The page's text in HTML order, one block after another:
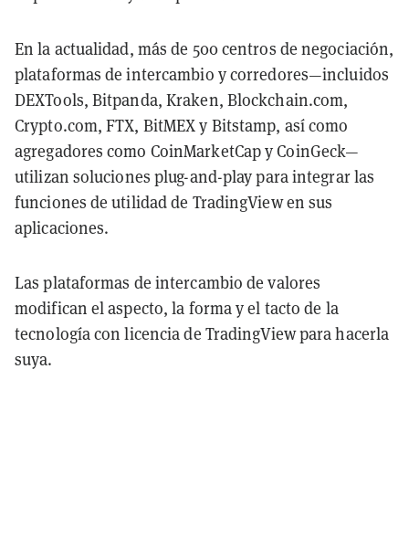
En la actualidad, más de 500 centros de negociación,
plataformas de intercambio y corredores—incluidos
DEXTools, Bitpanda, Kraken, Blockchain.com,
Crypto.com, FTX, BitMEX y Bitstamp, así como
agregadores como CoinMarketCap y CoinGeck—
utilizan soluciones plug-and-play para integrar las
funciones de utilidad de TradingView en sus
aplicaciones.
Las plataformas de intercambio de valores
modifican el aspecto, la forma y el tacto de la
tecnología con licencia de TradingView para hacerla
suya.